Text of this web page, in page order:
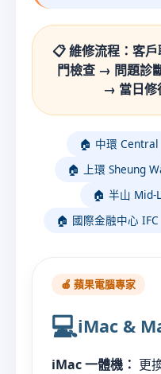
📋 維修流程：客
門檢查 → 問題診
→ 當日修
🏠 中環 Central
🏠 上環 Sheung
🏠 半山 Mid-
🏠 國際金融中心 IFC
🍎 蘋果電腦專家
💻iMac &
iMac 一體機： 更